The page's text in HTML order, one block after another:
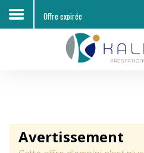
Entreprises
Candidats
Offre expirée
Avertissement